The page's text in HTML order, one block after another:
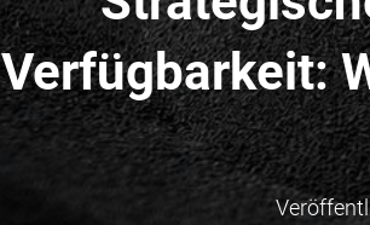
Verfügbarkeit: